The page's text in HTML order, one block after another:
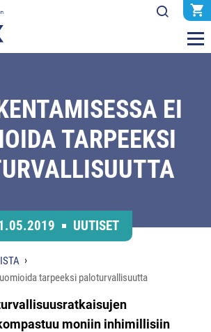
EI
TARPEEKSI
UUTISET
tarpeeksi paloturvallisuutta
moniin inhimillisiin